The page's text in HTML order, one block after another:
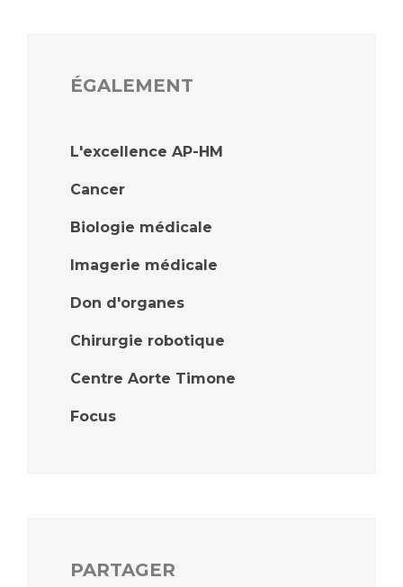
ÉGALEMENT
L'excellence AP-HM
Cancer
Biologie médicale
Imagerie médicale
Don d'organes
Chirurgie robotique
Centre Aorte Timone
Focus
PARTAGER